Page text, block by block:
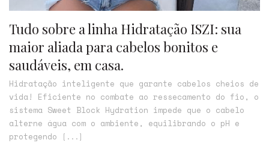
Tudo sobre a linha Hidratação ISZI: sua
maior aliada para cabelos bonitos e
saudáveis, em casa.
Hidratação inteligente que garante cabelos cheios de
vida! Eficiente no combate ao ressecamento do fio, o
sistema Sweet Block Hydration impede que o cabelo
alterne água com o ambiente, equilibrando o pH e
protegendo
[...]